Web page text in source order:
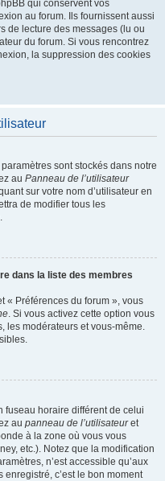
qui conservent vos
au forum. Ils fournissent aussi
de lecture des messages (lu ou
du forum. Si vous rencontrez
la suppression des cookies
sont stockés dans notre
au Panneau de l’utilisateur
sur votre nom d’utilisateur en
de modifier tous les
dans la liste des membres
« Préférences du forum », vous
. Si vous activez cette option vous
les modérateurs et vous-même.
fuseau horaire différent de celui
au panneau de l’utilisateuret
à la zone où vous vous
etc.). Notez que la modification
n’est accessible qu’aux
enregistré, c’est le bon moment